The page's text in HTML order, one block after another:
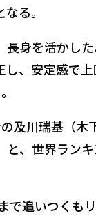
る。
身を活かし
し、安定感で
及川瑞基（
と、世界ラン
で追いつくも